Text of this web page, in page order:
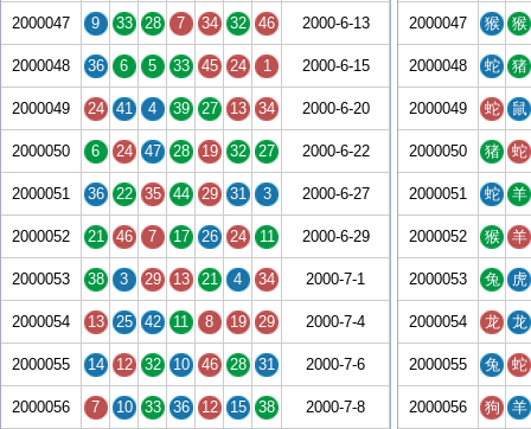
2000047 9 33 28 7 34 32 46 2000-6-13
2000048 36 6 5 33 45 24 1 2000-6-15
2000049 24 41 4 39 27 13 34 2000-6-20
2000050 6 24 47 28 19 32 27 2000-6-22
2000051 36 22 35 44 29 31 3 2000-6-27
2000052 21 46 7 17 26 24 11 2000-6-29
2000053 38 3 29 13 21 4 34 2000-7-1
2000054 13 25 42 11 8 19 29 2000-7-4
2000055 14 12 32 10 46 28 31 2000-7-6
2000056 7 10 33 36 12 15 38 2000-7-8
2000047 猴 猴
2000048 蛇 猪
2000049 蛇 鼠
2000050 猪 蛇
2000051 蛇 羊
2000052 猴 羊
2000053 兔 虎
2000054 龙 龙
2000055 兔 蛇
2000056 狗 羊